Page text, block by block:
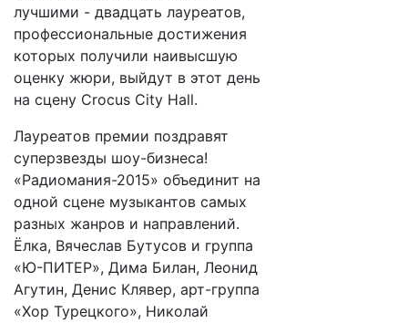
лучшими - двадцать лауреатов,
профессиональные достижения
которых получили наивысшую
оценку жюри, выйдут в этот день
на сцену Crocus City Hall.
Лауреатов премии поздравят
суперзвезды шоу-бизнеса!
«Радиомания-2015» объединит на
одной сцене музыкантов самых
разных жанров и направлений.
Ёлка, Вячеслав Бутусов и группа
«Ю-ПИТЕР», Дима Билан, Леонид
Агутин, Денис Клявер, арт-группа
«Хор Турецкого», Николай